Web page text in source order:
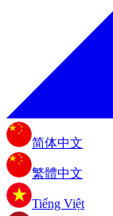
简体中文
繁體中文
Tiếng Việt